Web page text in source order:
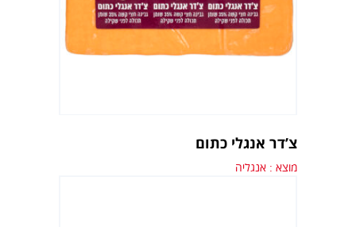
צ’דר אנגלי כתום
מוצא : אנגליה